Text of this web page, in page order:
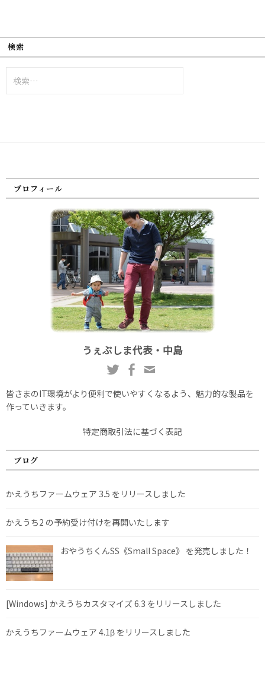
検索
索:
プロフィール
うぇぶしま代表・中島
皆さまのIT環境がより便利で使いやすくなるよう、魅力的な製品を
作っていきます。
特定商取引法に基づく表記
ブログ
かえうちファームウェア 3.5 をリリースしました
かえうち2 の予約受け付けを再開いたします
おやうちくんSS《Small Space》 を発売しました！
[Windows] かえうちカスタマイズ 6.3 をリリースしました
かえうちファームウェア 4.1β をリリースしました